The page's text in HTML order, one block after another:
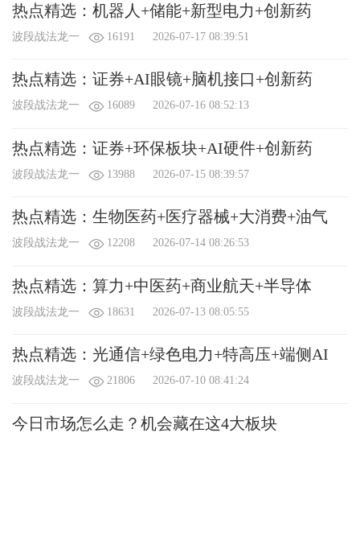
可用金币：
热点精选：机器人+储能+新型电力+创新药
波段战法龙一 16191 2026-07-17 08:39:51
热点精选：证券+AI眼镜+脑机接口+创新药
波段战法龙一 16089 2026-07-16 08:52:13
热点精选：证券+环保板块+AI硬件+创新药
波段战法龙一 13988 2026-07-15 08:39:57
热点精选：生物医药+医疗器械+大消费+油气
波段战法龙一 12208 2026-07-14 08:26:53
热点精选：算力+中医药+商业航天+半导体
波段战法龙一 18631 2026-07-13 08:05:55
热点精选：光通信+绿色电力+特高压+端侧AI
波段战法龙一 21806 2026-07-10 08:41:24
今日市场怎么走？机会藏在这4大板块